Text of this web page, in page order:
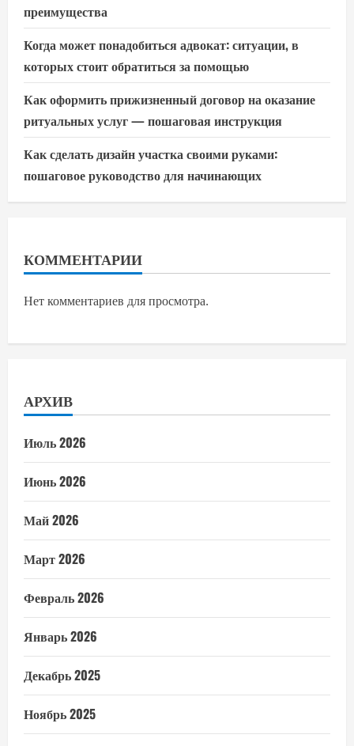
преимущества
Когда может понадобиться адвокат: ситуации, в
которых стоит обратиться за помощью
Как оформить прижизненный договор на оказание
ритуальных услуг — пошаговая инструкция
Как сделать дизайн участка своими руками:
пошаговое руководство для начинающих
КОММЕНТАРИИ
Нет комментариев для просмотра.
АРХИВ
Июль 2026
Июнь 2026
Май 2026
Март 2026
Февраль 2026
Январь 2026
Декабрь 2025
Ноябрь 2025